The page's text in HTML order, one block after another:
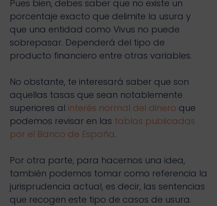
Pues bien, debes saber que no existe un
porcentaje exacto que delimite la usura y
que una entidad como Vivus no puede
sobrepasar. Dependerá del tipo de
producto financiero entre otras variables.
No obstante, te interesará saber que son
aquellas tasas que sean notablemente
superiores al interés normal del dinero que
podemos revisar en las tablas publicadas
por el Banco de España.
Por otra parte, para hacernos una idea,
también podemos tomar como referencia la
jurisprudencia actual, es decir, las sentencias
que recogen este tipo de casos de usura.